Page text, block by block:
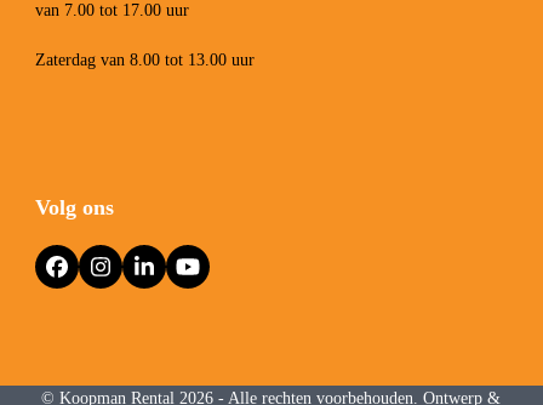
van 7.00 tot 17.00 uur
Zaterdag van 8.00 tot 13.00 uur
Volg ons
FacebookInstagram
LinkedInYouTube
©Koopman Rental2026 - Alle rechten voorbehouden. Ontwerp &